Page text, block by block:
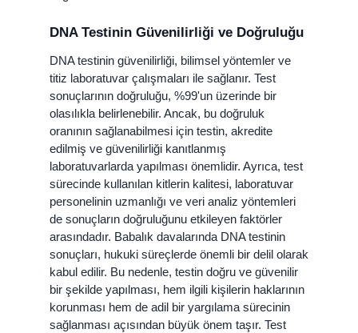
DNA Testinin Güvenilirliği ve Doğruluğu
DNA testinin güvenilirliği, bilimsel yöntemler ve
titiz laboratuvar çalışmaları ile sağlanır. Test
sonuçlarının doğruluğu, %99'un üzerinde bir
olasılıkla belirlenebilir. Ancak, bu doğruluk
oranının sağlanabilmesi için testin, akredite
edilmiş ve güvenilirliği kanıtlanmış
laboratuvarlarda yapılması önemlidir. Ayrıca, test
sürecinde kullanılan kitlerin kalitesi, laboratuvar
personelinin uzmanlığı ve veri analiz yöntemleri
de sonuçların doğruluğunu etkileyen faktörler
arasındadır. Babalık davalarında DNA testinin
sonuçları, hukuki süreçlerde önemli bir delil olarak
kabul edilir. Bu nedenle, testin doğru ve güvenilir
bir şekilde yapılması, hem ilgili kişilerin haklarının
korunması hem de adil bir yargılama sürecinin
sağlanması açısından büyük önem taşır. Test